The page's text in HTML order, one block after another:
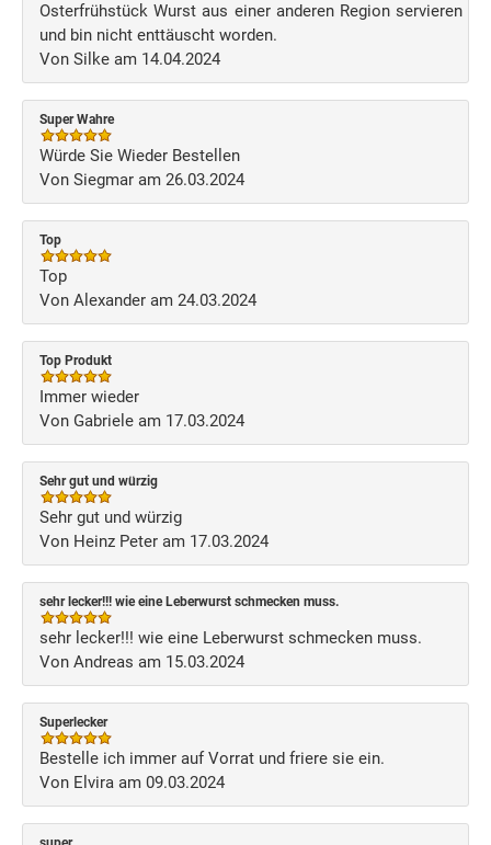
Osterfrühstück Wurst aus einer anderen Region servieren
und bin nicht enttäuscht worden.
Von Silke am 14.04.2024
Super Wahre
Würde Sie Wieder Bestellen
Von Siegmar am 26.03.2024
Top
Top
Von Alexander am 24.03.2024
Top Produkt
Immer wieder
Von Gabriele am 17.03.2024
Sehr gut und würzig
Sehr gut und würzig
Von Heinz Peter am 17.03.2024
sehr lecker!!! wie eine Leberwurst schmecken muss.
sehr lecker!!! wie eine Leberwurst schmecken muss.
Von Andreas am 15.03.2024
Superlecker
Bestelle ich immer auf Vorrat und friere sie ein.
Von Elvira am 09.03.2024